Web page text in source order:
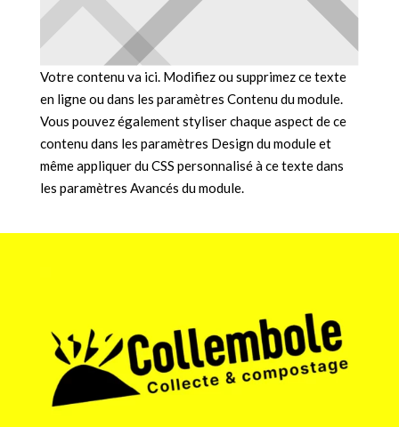
Votre contenu va ici. Modifiez ou supprimez ce texte
en ligne ou dans les paramètres Contenu du module.
Vous pouvez également styliser chaque aspect de ce
contenu dans les paramètres Design du module et
même appliquer du CSS personnalisé à ce texte dans
les paramètres Avancés du module.